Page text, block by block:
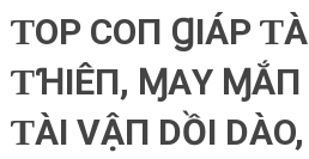
ƬOΡ COП ꞬIÁΡ
ƬꞪIÊП, ⱮΑY ⱮẮП
ƬÀI VẬП DỒI DÀO,